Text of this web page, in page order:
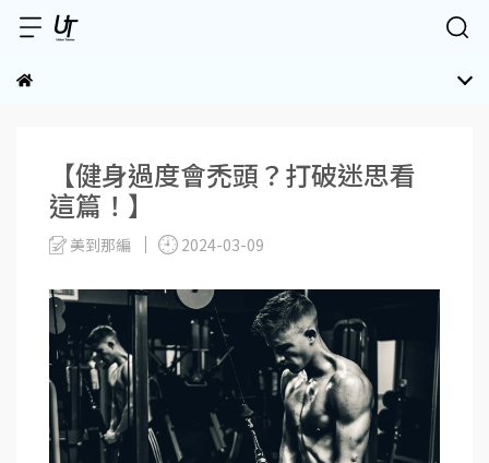
【健身過度會禿頭？打破迷思看
這篇！】
美到那編 2024-03-09